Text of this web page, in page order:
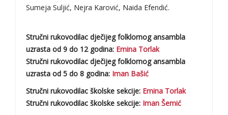
Sumeja Suljić, Nejra Karović, Naida Efendić.
Stručni rukovodilac dječijeg folklornog ansambla
uzrasta od 9 do 12 godina: Emina Torlak
Stručni rukovodilac dječijeg folklornog ansambla
uzrasta od 5 do 8 godina: Iman Bašić
Stručni rukovodilac školske sekcije: Emina Torlak
Stručni rukovodilac školske sekcije: Iman Šemić